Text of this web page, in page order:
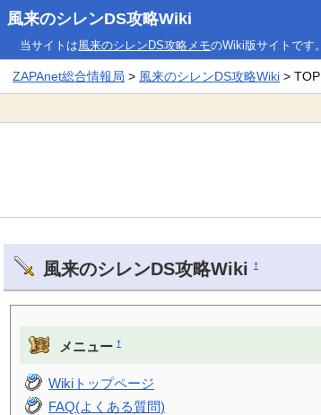
風来のシレンDS攻略Wiki
当サイトは風来のシレンDS攻略メモのWiki版サイトです。
ZAPAnet総合情報局 > 風来のシレンDS攻略Wiki > TOP
風来のシレンDS攻略Wiki †
メニュー †
Wikiトップページ
FAQ(よくある質問)